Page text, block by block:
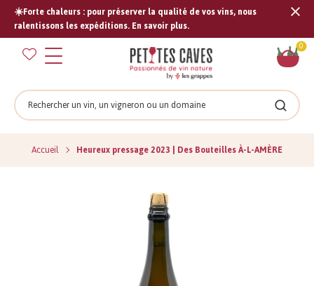
☀️Forte chaleurs : pour préserver la qualité de vos vins, nous
ralentissons les expéditions. En savoir plus.
0
Rechercher
Accueil Heureux pressage 2023 | Des Bouteilles À-L-AMÈRE